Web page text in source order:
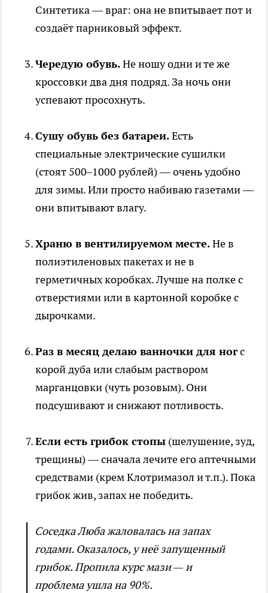
Синтетика — враг: она не впитывает пот и
создаёт парниковый эффект.
Чередую обувь.Не ношу одни и те же
кроссовки два дня подряд. За ночь они
успевают просохнуть.
Сушу обувь без батареи.Есть
специальные электрические сушилки
(стоят 500–1000 рублей) — очень удобно
для зимы. Или просто набиваю газетами —
они впитывают влагу.
Храню в вентилируемом месте.Не в
полиэтиленовых пакетах и не в
герметичных коробках. Лучше на полке с
отверстиями или в картонной коробке с
дырочками.
Раз в месяц делаю ванночки для ногс
корой дуба или слабым раствором
марганцовки (чуть розовым). Они
подсушивают и снижают потливость.
Если есть грибок стопы (шелушение, зуд,
трещины) — сначала лечите его аптечными
средствами (крем Клотримазол и т.п.). Пока
грибок жив, запах не победить.
Соседка Люба жаловалась на запах
годами. Оказалось, у неё запущенный
грибок. Пропила курс мази — и
проблема ушла на 90%.